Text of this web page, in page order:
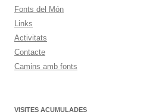
Fonts del Món
Links
Activitats
Contacte
Camins amb fonts
VISITES ACUMULADES